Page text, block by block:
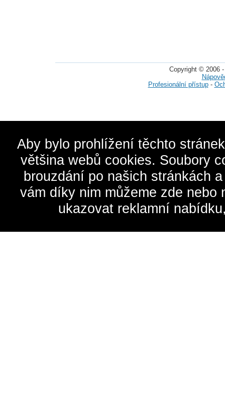
Copyright © 2006
Profesionální přístup-
Aby bylo prohlížení těchto
většina webů cookies. Soubory
brouzdání po našich stránkách
vám díky nim můžeme zde
ukazovat reklamní